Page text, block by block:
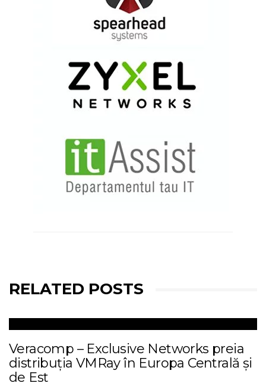
RELATED POSTS
Veracomp – Exclusive Networks preia
distribuția VMRay în Europa Centrală și
de Est